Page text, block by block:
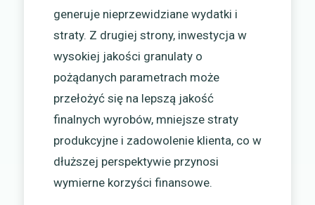
generuje nieprzewidziane wydatki i
straty. Z drugiej strony, inwestycja w
wysokiej jakości granulaty o
pożądanych parametrach może
przełożyć się na lepszą jakość
finalnych wyrobów, mniejsze straty
produkcyjne i zadowolenie klienta, co w
dłuższej perspektywie przynosi
wymierne korzyści finansowe.